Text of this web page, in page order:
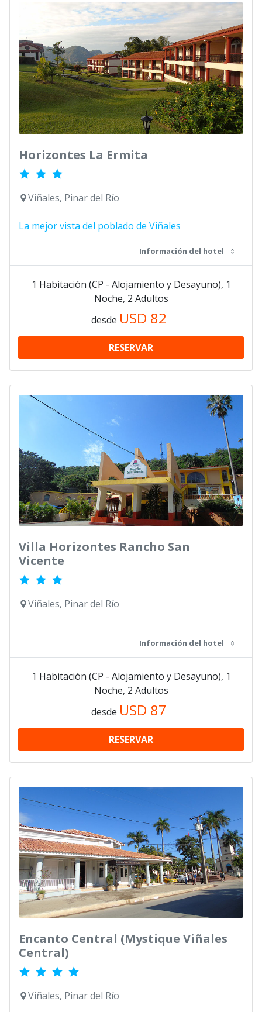
Horizontes La Ermita
Viñales, Pinar del Río
La mejor vista del poblado de Viñales
Información del hotel
1 Habitación (CP - Alojamiento y Desayuno), 1
Noche, 2 Adultos
desde USD 82
RESERVAR
Villa Horizontes Rancho San
Vicente
Viñales, Pinar del Río
Información del hotel
1 Habitación (CP - Alojamiento y Desayuno), 1
Noche, 2 Adultos
desde USD 87
RESERVAR
Encanto Central (Mystique Viñales
Central)
Viñales, Pinar del Río